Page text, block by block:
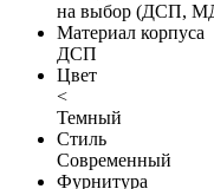
на выбор (ДСП,
Материал корпуса
ДСП
Цвет
<
Темный
Стиль
Современный
Фурнитура